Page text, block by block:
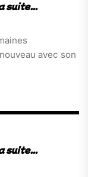
avec son